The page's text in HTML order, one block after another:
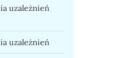
uzależnień
uzależnień